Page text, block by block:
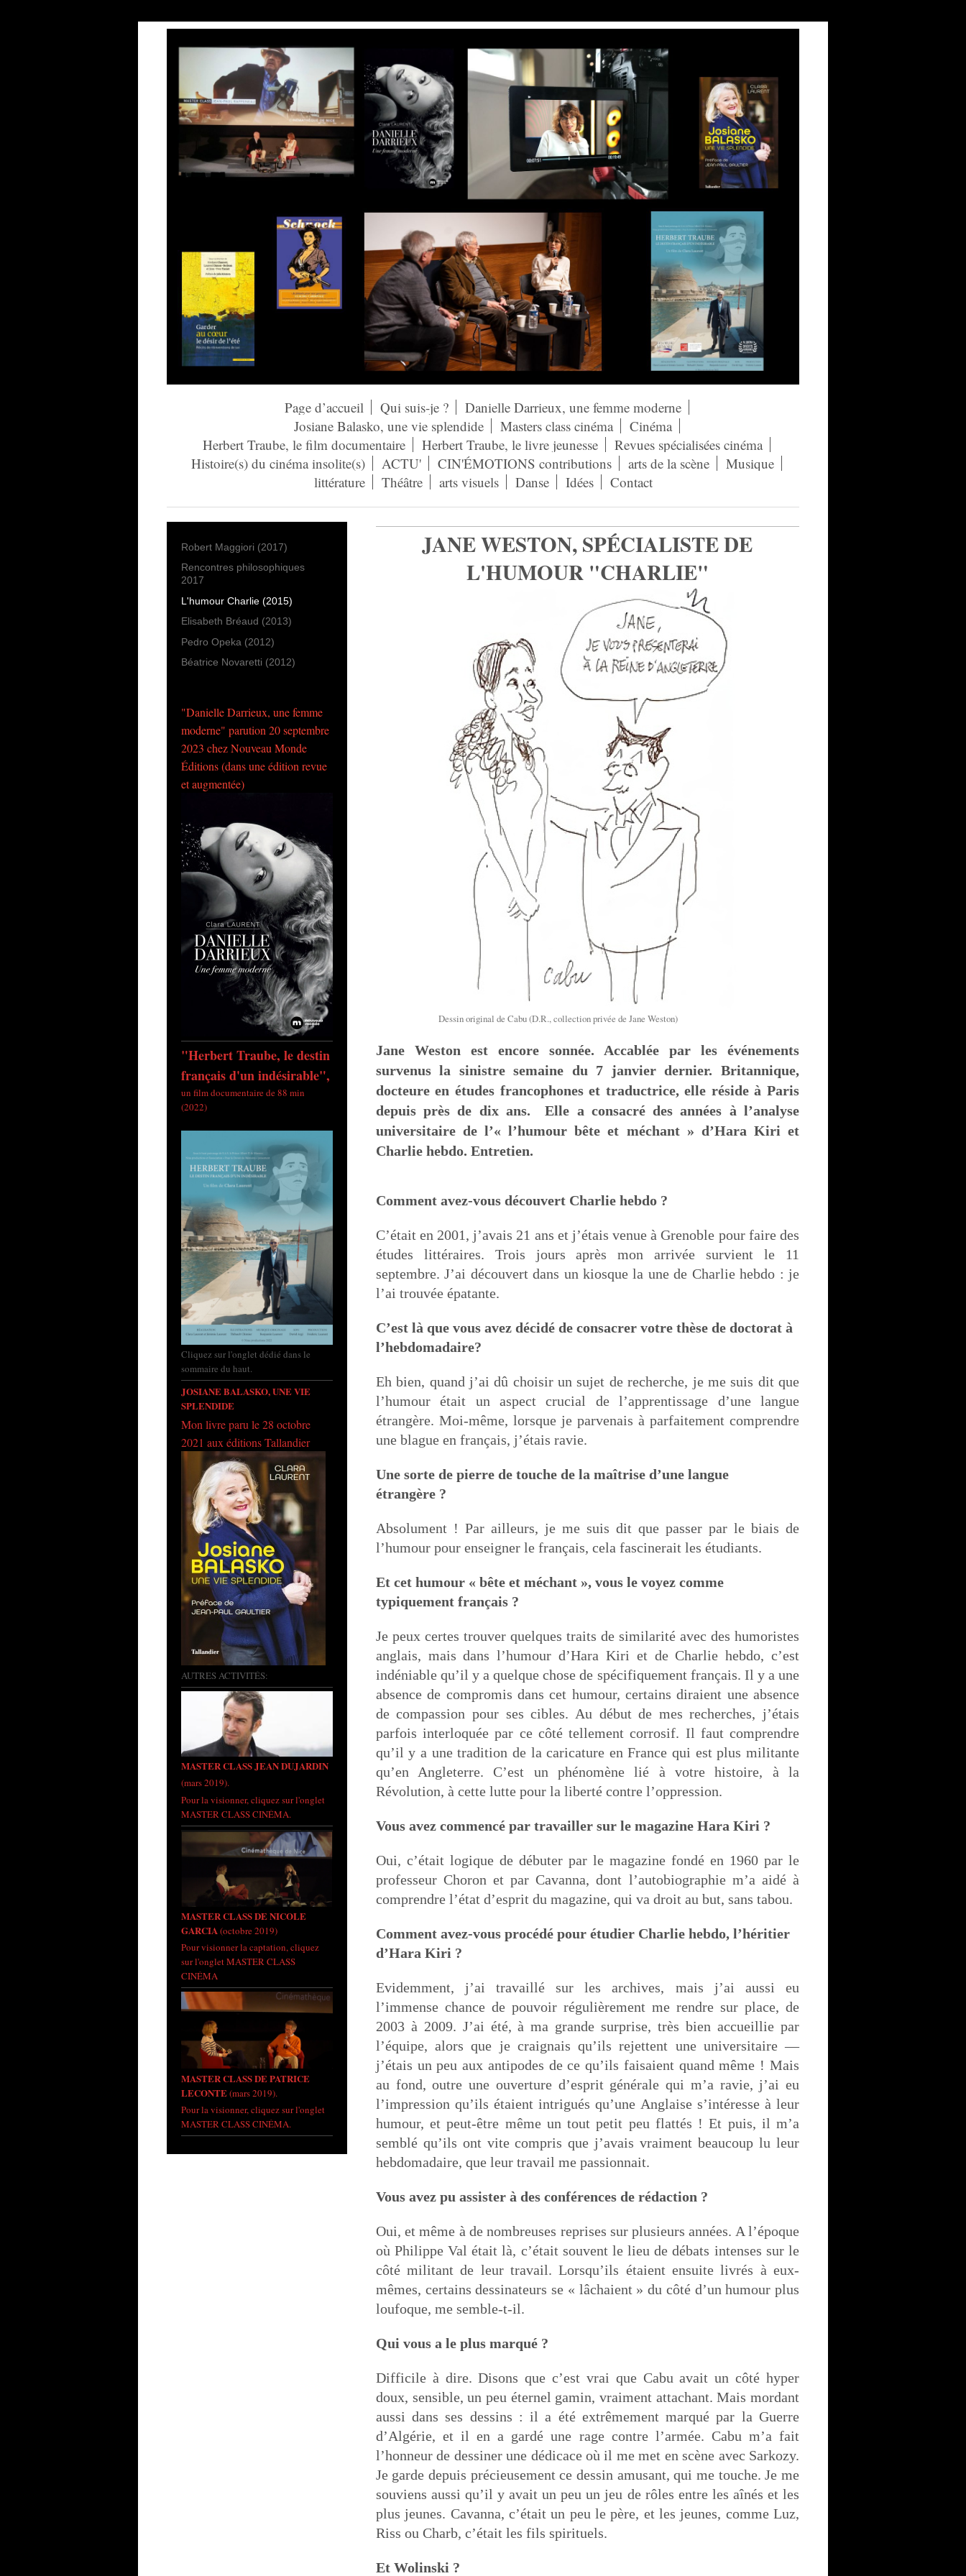
Page d’accueil Qui suis-je ?
Danielle Darrieux, une femme moderne
Josiane Balasko, une vie splendide
Masters class cinéma
Cinéma
Herbert Traube, le film documentaire
Herbert Traube, le livre jeunesse
Revues spécialisées cinéma
Histoire(s) du cinéma insolite(s)
ACTU' CIN'ÉMOTIONS contributions arts de la scène
Musique
littérature
Théâtre arts visuels Danse Idées Contact
JANE WESTON, SPÉCIALISTE DE
L'HUMOUR "CHARLIE"
Dessin original de Cabu (D.R., collection privée de Jane Weston)
Jane Weston est encore sonnée. Accablée par les événements
survenus la sinistre semaine du 7 janvier dernier. Britannique,
docteure en études francophones et traductrice, elle réside à Paris
depuis près de dix ans. Elle a consacré des années à l’analyse
universitaire de l’« l’humour bête et méchant » d’Hara Kiri et
Charlie hebdo. Entretien.
Comment avez-vous découvert Charlie hebdo ?
C’était en 2001, j’avais 21 ans et j’étais venue à Grenoble pour faire des
études littéraires. Trois jours après mon arrivée survient le 11
septembre. J’ai découvert dans un kiosque la une de Charlie hebdo : je
l’ai trouvée épatante.
C’est là que vous avez décidé de consacrer votre thèse de doctorat à
l’hebdomadaire?
Eh bien, quand j’ai dû choisir un sujet de recherche, je me suis dit que
l’humour était un aspect crucial de l’apprentissage d’une langue
étrangère. Moi-même, lorsque je parvenais à parfaitement comprendre
une blague en français, j’étais ravie.
Une sorte de pierre de touche de la maîtrise d’une langue
étrangère ?
Absolument ! Par ailleurs, je me suis dit que passer par le biais de
l’humour pour enseigner le français, cela fascinerait les étudiants.
Et cet humour « bête et méchant », vous le voyez comme
typiquement français ?
Je peux certes trouver quelques traits de similarité avec des humoristes
anglais, mais dans l’humour d’Hara Kiri et de Charlie hebdo, c’est
indéniable qu’il y a quelque chose de spécifiquement français. Il y a une
absence de compromis dans cet humour, certains diraient une absence
de compassion pour ses cibles. Au début de mes recherches, j’étais
parfois interloquée par ce côté tellement corrosif. Il faut comprendre
qu’il y a une tradition de la caricature en France qui est plus militante
qu’en Angleterre. C’est un phénomène lié à votre histoire, à la
Révolution, à cette lutte pour la liberté contre l’oppression.
Vous avez commencé par travailler sur le magazine Hara Kiri ?
Oui, c’était logique de débuter par le magazine fondé en 1960 par le
professeur Choron et par Cavanna, dont l’autobiographie m’a aidé à
comprendre l’état d’esprit du magazine, qui va droit au but, sans tabou.
Comment avez-vous procédé pour étudier Charlie hebdo, l’héritier
d’Hara Kiri ?
Evidemment, j’ai travaillé sur les archives, mais j’ai aussi eu
l’immense chance de pouvoir régulièrement me rendre sur place, de
2003 à 2009. J’ai été, à ma grande surprise, très bien accueillie par
l’équipe, alors que je craignais qu’ils rejettent une universitaire —
j’étais un peu aux antipodes de ce qu’ils faisaient quand même ! Mais
au fond, outre une ouverture d’esprit générale qui m’a ravie, j’ai eu
l’impression qu’ils étaient intrigués qu’une Anglaise s’intéresse à leur
humour, et peut-être même un tout petit peu flattés ! Et puis, il m’a
semblé qu’ils ont vite compris que j’avais vraiment beaucoup lu leur
hebdomadaire, que leur travail me passionnait.
Vous avez pu assister à des conférences de rédaction ?
Oui, et même à de nombreuses reprises sur plusieurs années. A l’époque
où Philippe Val était là, c’était souvent le lieu de débats intenses sur le
côté militant de leur travail. Lorsqu’ils étaient ensuite livrés à eux-
mêmes, certains dessinateurs se « lâchaient » du côté d’un humour plus
loufoque, me semble-t-il.
Qui vous a le plus marqué ?
Difficile à dire. Disons que c’est vrai que Cabu avait un côté hyper
doux, sensible, un peu éternel gamin, vraiment attachant. Mais mordant
aussi dans ses dessins : il a été extrêmement marqué par la Guerre
d’Algérie, et il en a gardé une rage contre l’armée. Cabu m’a fait
l’honneur de dessiner une dédicace où il me met en scène avec Sarkozy.
Je garde depuis précieusement ce dessin amusant, qui me touche. Je me
souviens aussi qu’il y avait un peu un jeu de rôles entre les aînés et les
plus jeunes. Cavanna, c’était un peu le père, et les jeunes, comme Luz,
Riss ou Charb, c’était les fils spirituels.
Et Wolinski ?
Robert Maggiori (2017)
Rencontres philosophiques
2017
L'humour Charlie (2015)
Elisabeth Bréaud (2013)
Pedro Opeka (2012)
Béatrice Novaretti (2012)
"Danielle Darrieux, une femme
moderne" parution 20 septembre
2023 chez Nouveau Monde
Éditions (dans une édition revue
et augmentée)
"Herbert Traube, le destin
français d'un indésirable",
un film documentaire de 88 min
(2022)
Cliquez sur l'onglet dédié dans le
sommaire du haut.
JOSIANE BALASKO, UNE VIE
SPLENDIDE
Mon livre paru le 28 octobre
2021 aux éditions Tallandier
AUTRES ACTIVITÉS:
MASTER CLASS JEAN DUJARDIN
(mars 2019).
Pour la visionner, cliquez sur l'onglet
MASTER CLASS CINÉMA.
MASTER CLASS DE NICOLE
GARCIA(octobre 2019)
Pour visionner la captation, cliquez
sur l'onglet MASTER CLASS
CINÉMA
MASTER CLASS DE PATRICE
LECONTE(mars 2019).
Pour la visionner, cliquez sur l'onglet
MASTER CLASS CINÉMA.